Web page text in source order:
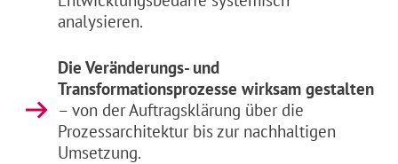
analysieren.
Die Veränderungs- und
Transformationsprozesse wirksam gestalten
– von der Auftragsklärung über die
Prozessarchitektur bis zur nachhaltigen
Umsetzung.